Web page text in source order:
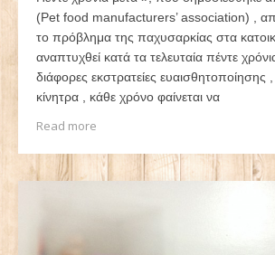
(Pet food manufacturers’ association) ,
το πρόβλημα της παχυσαρκίας στα
αναπτυχθεί κατά τα τελευταία πέντε
διάφορες εκστρατείες ευαισθητοποίησης ,
κίνητρα , κάθε χρόνο φαίνεται να
Read more